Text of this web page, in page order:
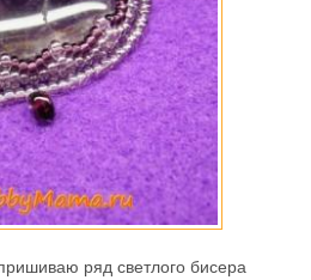
ряд светлого бисера